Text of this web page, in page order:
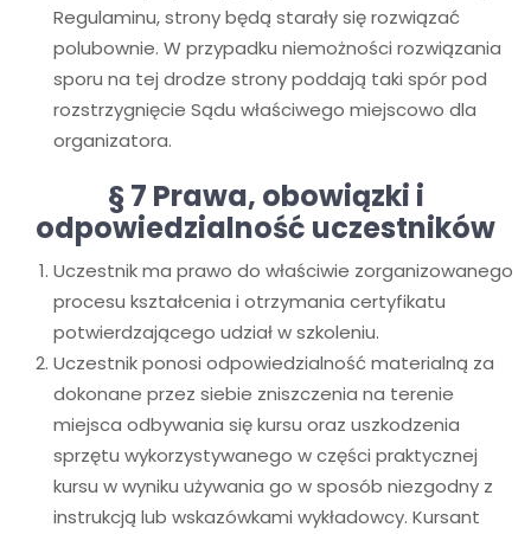
Regulaminu, strony będą starały się rozwiązać
polubownie. W przypadku niemożności rozwiązania
sporu na tej drodze strony poddają taki spór pod
rozstrzygnięcie Sądu właściwego miejscowo dla
organizatora.
§ 7 Prawa, obowiązki i
odpowiedzialność uczestników
Uczestnik ma prawo do właściwie zorganizowanego
procesu kształcenia i otrzymania certyfikatu
potwierdzającego udział w szkoleniu.
Uczestnik ponosi odpowiedzialność materialną za
dokonane przez siebie zniszczenia na terenie
miejsca odbywania się kursu oraz uszkodzenia
sprzętu wykorzystywanego w części praktycznej
kursu w wyniku używania go w sposób niezgodny z
instrukcją lub wskazówkami wykładowcy. Kursant